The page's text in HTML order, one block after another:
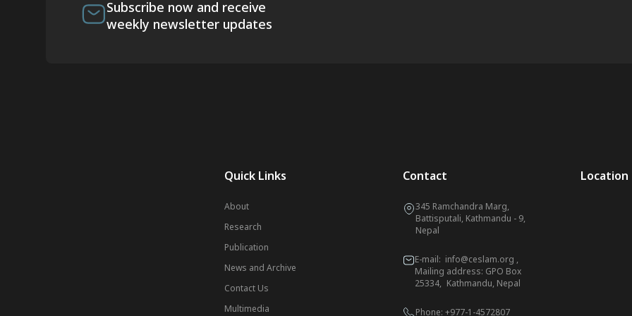
Subscribe now and receive
weekly newsletter updates
Quick Links
About
Research
Publication
News and Archive
Contact Us
Multimedia
Contact
345 Ramchandra Marg,
Battisputali, Kathmandu - 9,
Nepal
E-mail: info@ceslam.org ,
Mailing address: GPO Box
25334, Kathmandu, Nepal
Phone: +977-1-4572807
Location